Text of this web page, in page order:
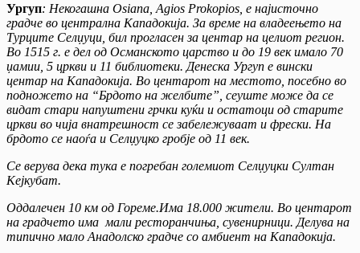
Ургуп: Некогашна Osiana, Agios Prokopios, e најисточно
градче во централна Кападокија. За време на владеењето на
Турците Селџуци, бил прогласен за центар на целиот регион.
Во 1515 г. е дел од Османското царство и до 19 век имало 70
џамии, 5 цркви и 11 библиотеки. Денеска Ургуп е вински
центар на Кападокија. Во центарот на местото, посебно во
подножето на “Брдото на желбите”, сеуште може да се
видат стари напуштени грчки куќи и остатоци од старите
цркви во чија внатрешност се забележуваат и фрески. На
брдото се наоѓа и Селџуцко гробје од 11 век.
Се верува дека тука е погребан големиот Селџуцки Султан
Кејкубат.
Оддалечен 10 км од Гореме.Има 18.000 жители. Во центарот
на градчето има мали ресторанчиња, сувенирници. Делува на
типично мало Анадолско градче со амбиент на Кападокија.